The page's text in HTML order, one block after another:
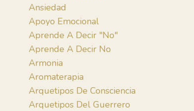
Ansiedad
Apoyo Emocional
Aprende A Decir "no"
Aprende A Decir No
Armonia
Aromaterapia
Arquetipos De Consciencia
Arquetipos Del Guerrero